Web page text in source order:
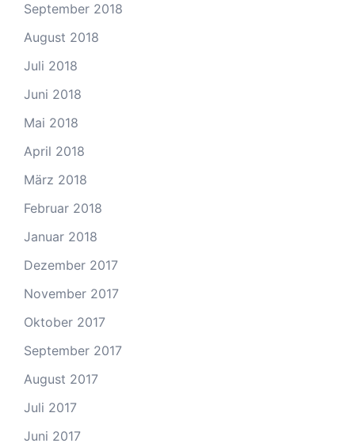
September 2018
August 2018
Juli 2018
Juni 2018
Mai 2018
April 2018
März 2018
Februar 2018
Januar 2018
Dezember 2017
November 2017
Oktober 2017
September 2017
August 2017
Juli 2017
Juni 2017